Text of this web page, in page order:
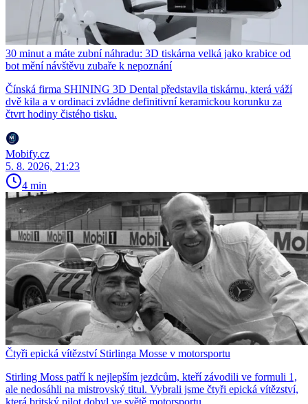
30 minut a máte zubní náhradu: 3D tiskárna velká jako krabice od
bot mění návštěvu zubaře k nepoznání
Čínská firma SHINING 3D Dental představila tiskárnu, která váží
dvě kila a v ordinaci zvládne definitivní keramickou korunku za
čtvrt hodiny čistého tisku.
Mobify.cz
5. 8. 2026, 21:23
4 min
Čtyři epická vítězství Stirlinga Mosse v motorsportu
Stirling Moss patří k nejlepším jezdcům, kteří závodili ve formuli 1,
ale nedosáhli na mistrovský titul. Vybrali jsme čtyři epická vítězství,